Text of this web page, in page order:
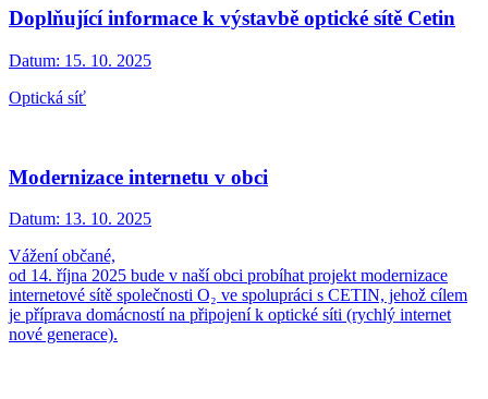
Doplňující informace k výstavbě optické sítě Cetin
Datum: 15. 10. 2025
Optická síť
Modernizace internetu v obci
Datum: 13. 10. 2025
Vážení občané,
od 14. října 2025 bude v naší obci probíhat projekt modernizace
internetové sítě společnosti O₂ ve spolupráci s CETIN, jehož cílem
je příprava domácností na připojení k optické síti (rychlý internet
nové generace).